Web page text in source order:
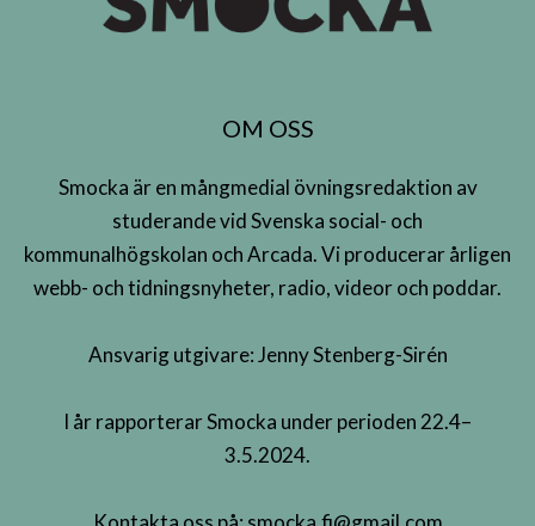
OM OSS
Smocka är en mångmedial övningsredaktion av
studerande vid Svenska social- och
kommunalhögskolan och Arcada. Vi producerar årligen
webb- och tidningsnyheter, radio, videor och poddar.
Ansvarig utgivare: Jenny Stenberg-Sirén
I år rapporterar Smocka under perioden 22.4–
3.5.2024.